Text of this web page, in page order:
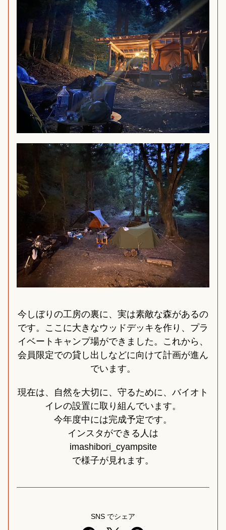
今しぼりの工房の裏に、実は素敵な森があるの
です。ここに大きなウッドデッキを作り、プラ
イベートキャンプ場ができました。これから、
会員限定での貸し出しなどに向けて計画が進ん
でいます。
現在は、自然を大切に、守るために、バイオト
イレの設置に取り組んでいます。
今年度中には完成予定です。
インスタができる人は
imashibori_cyampsite
で様子が見れます。
SNS でシェア